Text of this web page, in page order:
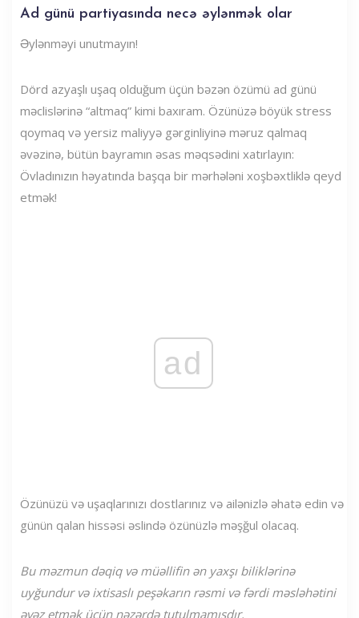
Ad günü partiyasında necə əylənmək olar
Əylənməyi unutmayın!
Dörd azyaşlı uşaq olduğum üçün bəzən özümü ad günü
məclislərinə “altmaq” kimi baxıram. Özünüzə böyük stress
qoymaq və yersiz maliyyə gərginliyinə məruz qalmaq
əvəzinə, bütün bayramın əsas məqsədini xatırlayın:
Övladınızın həyatında başqa bir mərhələni xoşbəxtliklə qeyd
etmək!
ad
Özünüzü və uşaqlarınızı dostlarınız və ailənizlə əhatə edin və
günün qalan hissəsi əslində özünüzlə məşğul olacaq.
Bu məzmun dəqiq və müəllifin ən yaxşı biliklərinə
uyğundur və ixtisaslı peşəkarın rəsmi və fərdi məsləhətini
əvəz etmək üçün nəzərdə tutulmamışdır.